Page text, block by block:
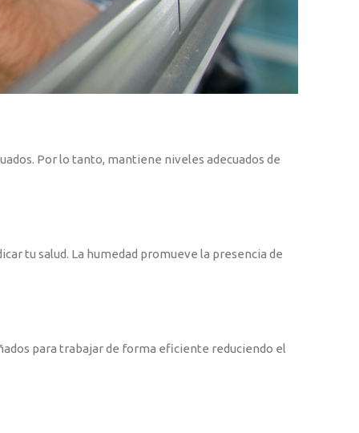
Por lo tanto, mantiene niveles adecuados de
tu salud. La humedad promueve la presencia de
para trabajar de forma eficiente reduciendo el